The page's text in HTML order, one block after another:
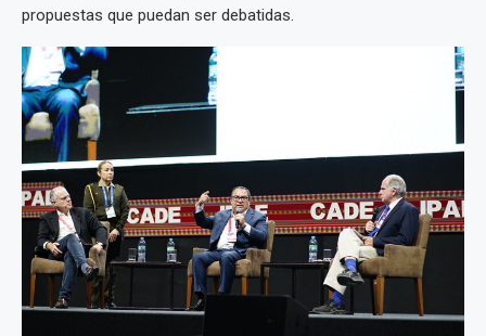
propuestas que puedan ser debatidas.